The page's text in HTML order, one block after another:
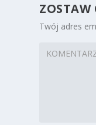
ZOSTAW
Twój adres